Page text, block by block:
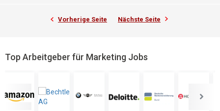
Vorherige Seite Nächste Seite
Top Arbeitgeber für Marketing Jobs